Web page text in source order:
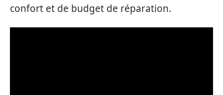
confort et de budget de réparation.